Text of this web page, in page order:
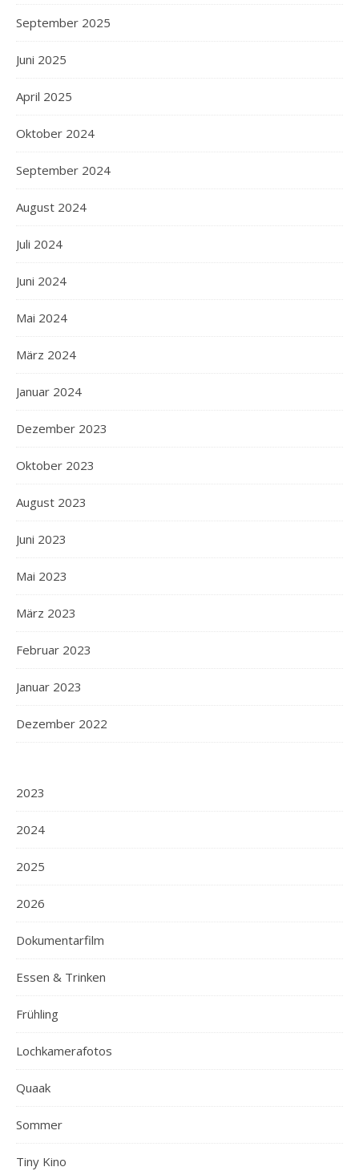
September 2025
Juni 2025
April 2025
Oktober 2024
September 2024
August 2024
Juli 2024
Juni 2024
Mai 2024
März 2024
Januar 2024
Dezember 2023
Oktober 2023
August 2023
Juni 2023
Mai 2023
März 2023
Februar 2023
Januar 2023
Dezember 2022
2023
2024
2025
2026
Dokumentarfilm
Essen & Trinken
Frühling
Lochkamerafotos
Quaak
Sommer
Tiny Kino